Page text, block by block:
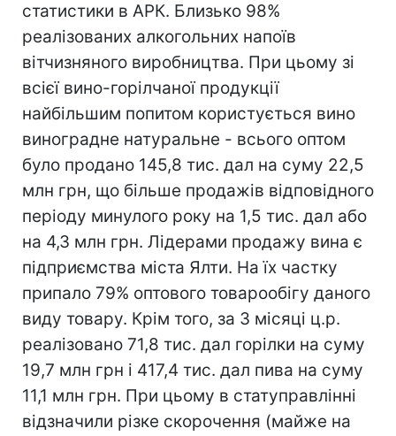
статистики в АРК. Близько 98%
реалізованих алкогольних напоїв
вітчизняного виробництва. При цьому зі
всієї вино-горілчаної продукції
найбільшим попитом користується вино
виноградне натуральне - всього оптом
було продано 145,8 тис. дал на суму 22,5
млн грн, що більше продажів відповідного
періоду минулого року на 1,5 тис. дал або
на 4,3 млн грн. Лідерами продажу вина є
підприємства міста Ялти. На їх частку
припало 79% оптового товарообігу даного
виду товару. Крім того, за 3 місяці ц.р.
реалізовано 71,8 тис. дал горілки на суму
19,7 млн грн і 417,4 тис. дал пива на суму
11,1 млн грн. При цьому в статуправлінні
відзначили різке скорочення (майже на